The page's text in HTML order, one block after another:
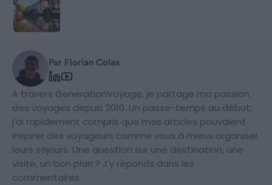
Par Florian Colas
À travers GenerationVoyage, je partage ma passion
des voyages depuis 2010. Un passe-temps au début,
j'ai rapidement compris que mes articles pouvaient
inspirer des voyageurs comme vous à mieux organiser
leurs séjours. Une question sur une destination, une
visite, un bon plan ? J'y réponds dans les
commentaires.